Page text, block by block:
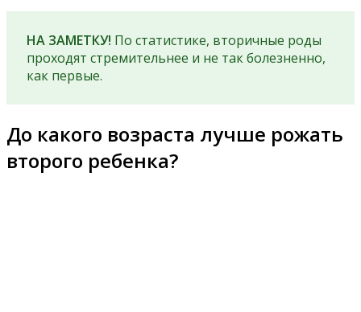
НА ЗАМЕТКУ! По статистике, вторичные роды
проходят стремительнее и не так болезненно,
как первые.
До какого возраста лучше рожать
второго ребенка?